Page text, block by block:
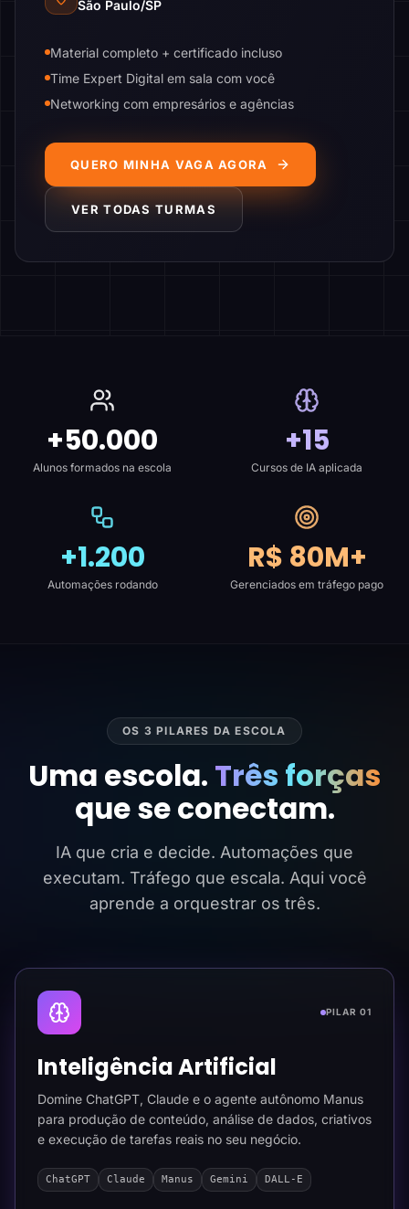
São Paulo/SP
Material completo + certificado incluso
Time Expert Digital em sala com você
Networking com empresários e agências
QUERO MINHA VAGA AGORA
VER TODAS TURMAS
+50.000
Alunos formados na escola
+15
Cursos de IA aplicada
+1.200
Automações rodando
R$ 80M+
Gerenciados em tráfego pago
OS 3 PILARES DA ESCOLA
Uma escola. Três forças
que se conectam.
IA que cria e decide. Automações que
executam. Tráfego que escala. Aqui você
aprende a orquestrar os três.
PILAR 01
Inteligência Artificial
Domine ChatGPT, Claude e o agente autônomo Manus
para produção de conteúdo, análise de dados, criativos
e execução de tarefas reais no seu negócio.
ChatGPT Claude Manus Gemini DALL-E